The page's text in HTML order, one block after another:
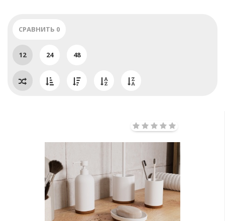
СРАВНИТЬ 0
12 24 48